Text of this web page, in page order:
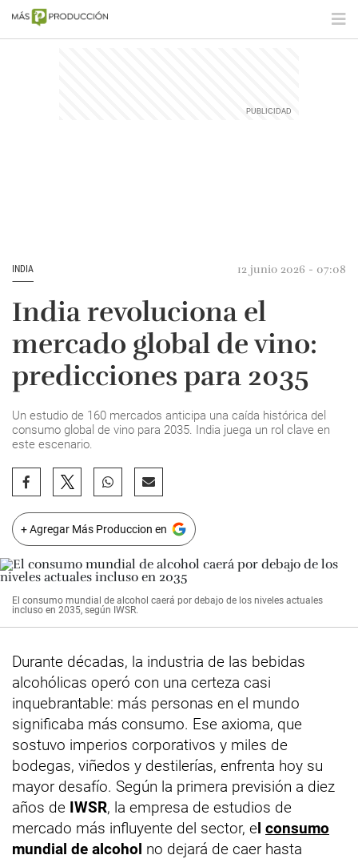
INDIA 12 junio 2026 - 07:08
India revoluciona el
mercado global de vino:
predicciones para 2035
Un estudio de 160 mercados anticipa una caída histórica del
consumo global de vino para 2035. India juega un rol clave en
este escenario.
+ Agregar Más Produccion en
El consumo mundial de alcohol caerá por debajo de los niveles actuales
incluso en 2035, según IWSR.
Durante décadas, la industria de las bebidas
alcohólicas operó con una certeza casi
inquebrantable: más personas en el mundo
significaba más consumo. Ese axioma, que
sostuvo imperios corporativos y miles de
bodegas, viñedos y destilerías, enfrenta hoy su
mayor desafío. Según la primera previsión a diez
años de IWSR, la empresa de estudios de
mercado más influyente del sector, el consumo
mundial de alcohol no dejará de caer hasta